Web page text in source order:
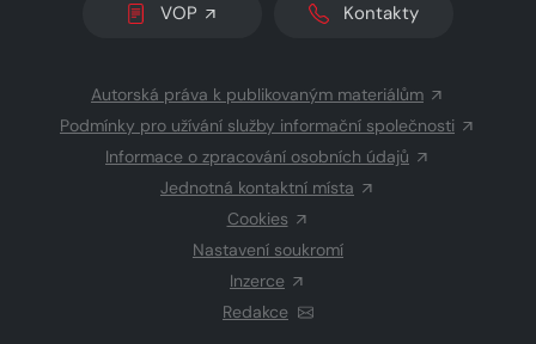
VOP Kontakty
Autorská práva k publikovaným materiálům
Podmínky pro užívání služby informační společnosti
Informace o zpracování osobních údajů
Jednotná kontaktní místa
Cookies
Nastavení soukromí
Inzerce
Redakce